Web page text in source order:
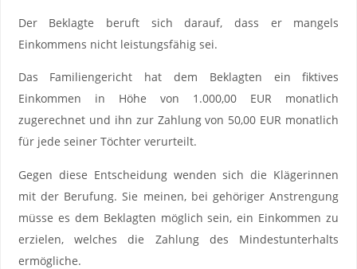
Der Beklagte beruft sich darauf, dass er mangels
Einkommens nicht leistungsfähig sei.
Das Familiengericht hat dem Beklagten ein fiktives
Einkommen in Höhe von 1.000,00 EUR monatlich
zugerechnet und ihn zur Zahlung von 50,00 EUR monatlich
für jede seiner Töchter verurteilt.
Gegen diese Entscheidung wenden sich die Klägerinnen
mit der Berufung. Sie meinen, bei gehöriger Anstrengung
müsse es dem Beklagten möglich sein, ein Einkommen zu
erzielen, welches die Zahlung des Mindestunterhalts
ermögliche.